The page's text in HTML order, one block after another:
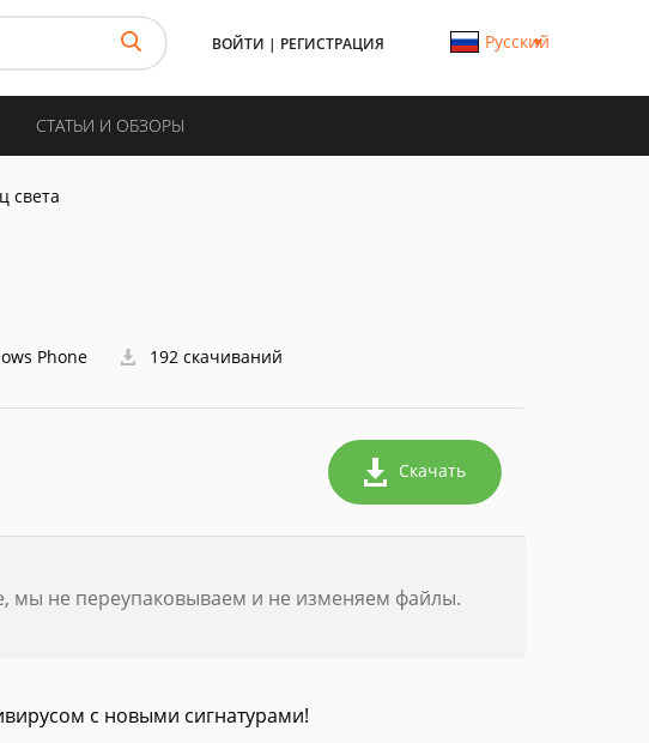
ВОЙТИ | РЕГИСТРАЦИЯ Русский
СТАТЬИ И ОБЗОРЫ
света
Phone 192 скачиваний
Скачать
мы не переупаковываем и не изменяем файлы.
с новыми сигнатурами!